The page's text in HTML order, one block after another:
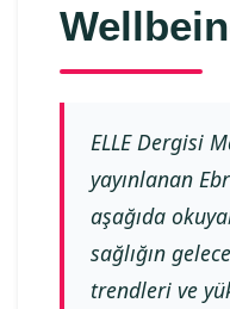
ELLE Dergisi
yayınlanan
aşağıda
sağlığın
trendleri ve